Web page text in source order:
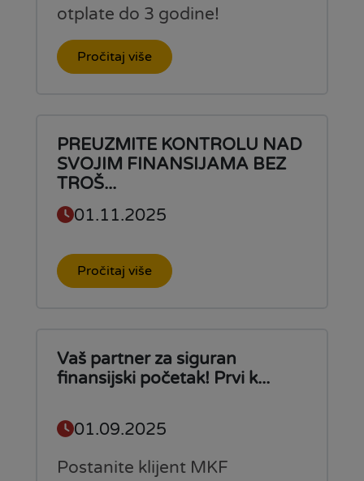
otplate do 3 godine!
Pročitaj više
PREUZMITE KONTROLU NAD
SVOJIM FINANSIJAMA BEZ
TROŠ...
01.11.2025
Pročitaj više
Vaš partner za siguran
finansijski početak! Prvi k...
01.09.2025
Postanite klijent MKF